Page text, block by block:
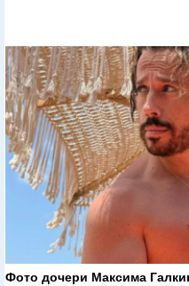
Фото дочери Максима